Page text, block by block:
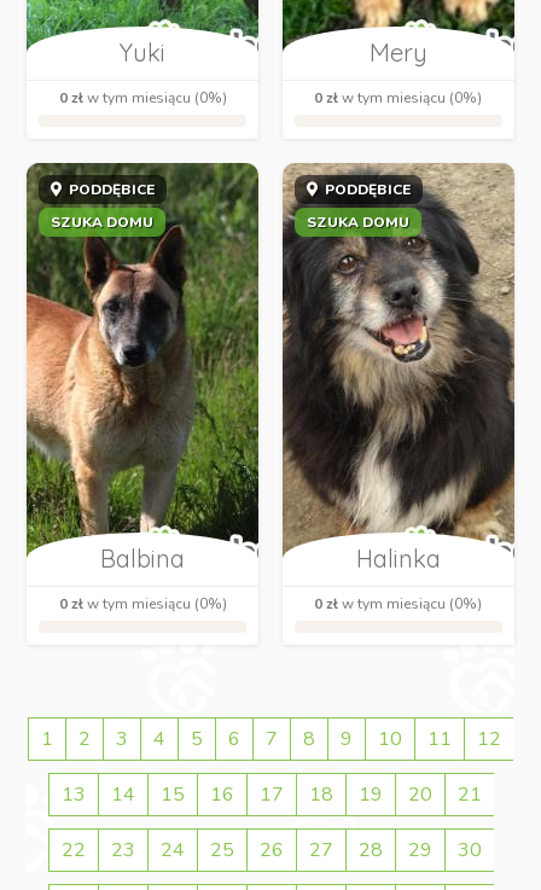
Yuki
0 złw tym miesiącu (0%)
Mery
0 złw tym miesiącu (0%)
PODDĘBICE
SZUKA DOMU
Balbina
0 złw tym miesiącu (0%)
PODDĘBICE
SZUKA DOMU
Halinka
0 złw tym miesiącu (0%)
1 2 3 4 5 6 7 8 9 10 11 12
13 14 15 16 17 18 19 20 21
22 23 24 25 26 27 28 29 30